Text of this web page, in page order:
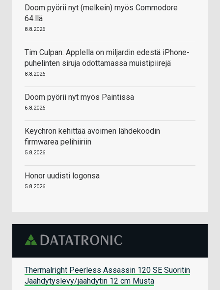
Doom pyörii nyt (melkein) myös Commodore
64:llä
8.8.2026
Tim Culpan: Applella on miljardin edestä iPhone-
puhelinten siruja odottamassa muistipiirejä
8.8.2026
Doom pyörii nyt myös Paintissa
6.8.2026
Keychron kehittää avoimen lähdekoodin
firmwarea pelihiiriin
5.8.2026
Honor uudisti logonsa
5.8.2026
Thermalright Peerless Assassin 120 SE Suoritin
Jäähdytyslevy/jäähdytin 12 cm Musta